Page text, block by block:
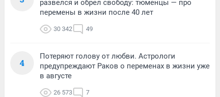
развелся и обрел свободу: тюменцы — про
перемены в жизни после 40 лет
30 342 49
4
Потеряют голову от любви. Астрологи
предупреждают Раков о переменах в жизни уже
в августе
26 573 7